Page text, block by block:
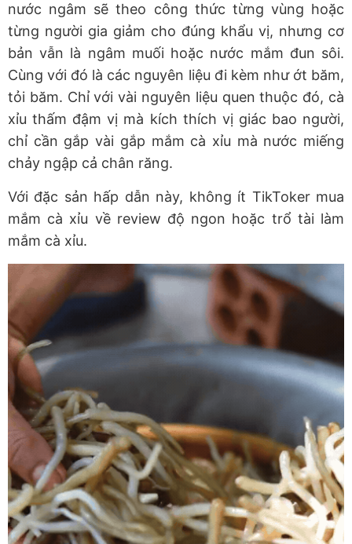
nước ngâm sẽ theo công thức từng vùng hoặc
từng người gia giảm cho đúng khẩu vị, nhưng cơ
bản vẫn là ngâm muối hoặc nước mắm đun sôi.
Cùng với đó là các nguyên liệu đi kèm như ớt băm,
tỏi băm. Chỉ với vài nguyên liệu quen thuộc đó, cà
xỉu thấm đậm vị mà kích thích vị giác bao người,
chỉ cần gắp vài gắp mắm cà xỉu mà nước miếng
chảy ngập cả chân răng.
Với đặc sản hấp dẫn này, không ít TikToker mua
mắm cà xỉu về review độ ngon hoặc trổ tài làm
mắm cà xỉu.